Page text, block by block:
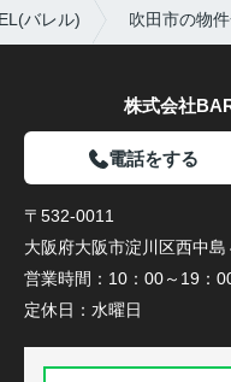
バレル) 吹田市の物
株式会社
電話をする
〒532-0011
大阪府大阪市淀川区西中
営業時間： 10：00～19：
定休日： 水曜日